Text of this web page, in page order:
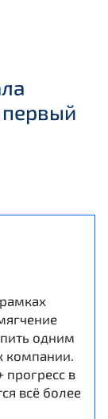
одним
компании.
прогресс в
всё более